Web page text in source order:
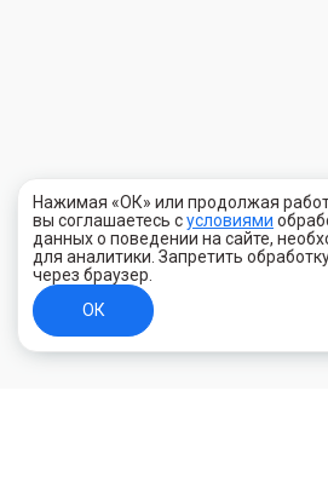
Нажимая «ОК» или продолжая
вы соглашаетесь сусловиями
данных о поведении на сайте,
для аналитики. Запретить
через браузер.
ОК